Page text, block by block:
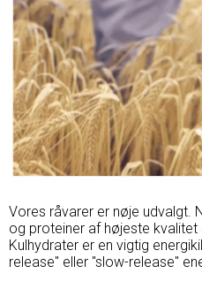
Vores råvarer er nøje udvalgt.
og proteiner af højeste
Kulhydrater er en vigtig
release" eller "slow-release"